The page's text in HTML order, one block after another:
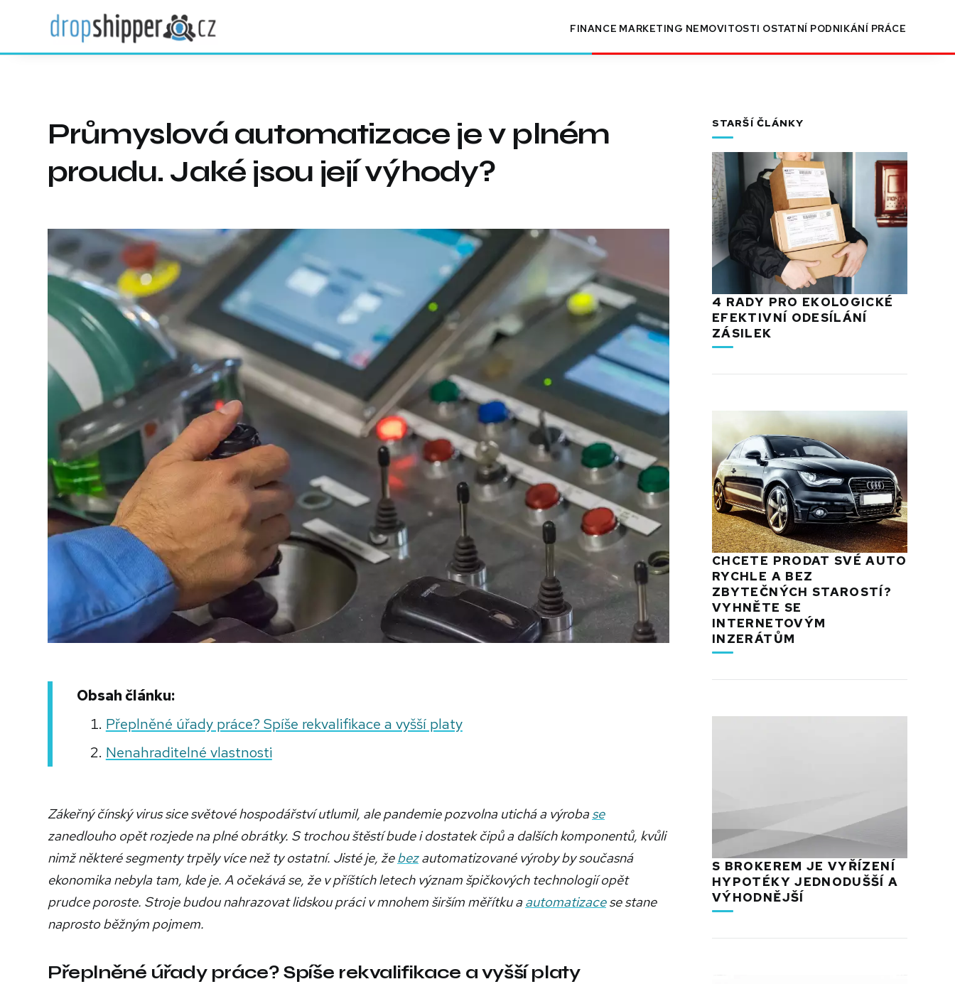
FINANCE MARKETING NEMOVITOSTI OSTATNÍ PODNIKÁNÍ PRÁCE
Průmyslová automatizace je v plném
proudu. Jaké jsou její výhody?
Obsah článku:
Přeplněné úřady práce? Spíše rekvalifikace a vyšší platy
Nenahraditelné vlastnosti
Zákeřný čínský virus sice světové hospodářství utlumil, ale pandemie pozvolna utichá a výroba se
zanedlouho opět rozjede na plné obrátky. S trochou štěstí bude i dostatek čipů a dalších komponentů, kvůli
nimž některé segmenty trpěly více než ty ostatní. Jisté je, žebezautomatizované výroby by současná
ekonomika nebyla tam, kde je. A očekává se, že v příštích letech význam špičkových technologií opět
prudce poroste. Stroje budou nahrazovat lidskou práci v mnohem širším měřítku a automatizacese stane
naprosto běžným pojmem.
Přeplněné úřady práce? Spíše rekvalifikace a vyšší platy
STARŠÍ ČLÁNKY
4 RADY PRO EKOLOGICKÉ
EFEKTIVNÍ ODESÍLÁNÍ
ZÁSILEK
CHCETE PRODAT SVÉ AUTO
RYCHLE A BEZ
ZBYTEČNÝCH STAROSTÍ?
VYHNĚTE SE
INTERNETOVÝM
INZERÁTŮM
S BROKEREM JE VYŘÍZENÍ
HYPOTÉKY JEDNODUŠŠÍ A
VÝHODNĚJŠÍ